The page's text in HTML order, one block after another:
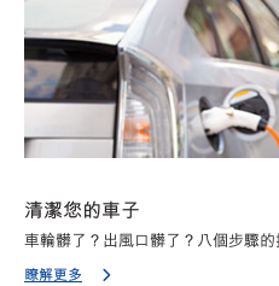
清潔您的車子
車輪髒了？出風口髒了？八個步驟
瞭解更多